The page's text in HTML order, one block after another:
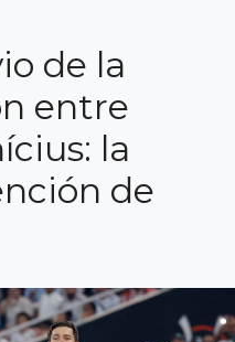
de la
entre
la
de